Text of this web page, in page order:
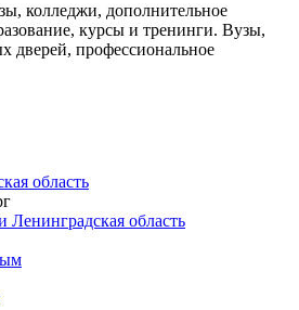
колледжи, дополнительное
курсы и тренинги. Вузы,
дверей, профессиональное
область
Ленинградская область